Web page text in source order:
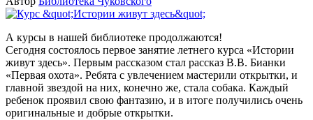
А курсы в нашей библиотеке продолжаются!
Сегодня состоялось первое занятие летнего курса «Истории
живут здесь». Первым рассказом стал рассказ В.В. Бианки
«Первая охота». Ребята с увлечением мастерили открытки, и
главной звездой на них, конечно же, стала собака. Каждый
ребенок проявил свою фантазию, и в итоге получились очень
оригинальные и добрые открытки.